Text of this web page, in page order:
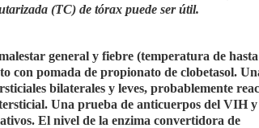
(TC) de tórax puede ser útil.
general y fiebre (temperatura de hasta
con pomada de propionato de clobetasol.
bilaterales y leves, probablemente
Una prueba de anticuerpos del VIH
El nivel de la enzima convertidora de